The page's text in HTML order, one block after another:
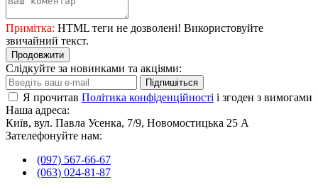
Примітка: HTML теги не дозволені! Використовуйте
звичайний текст.
Продовжити
Слідкуйте за новинками та акціями:
Підпишіться
Я прочитав Політика конфіденційності і згоден з вимогами
Наша адреса:
Київ, вул. Павла Усенка, 7/9, Новомостицька 25 А
Зателефонуйте нам:
(097) 567-66-67
(063) 024-81-87